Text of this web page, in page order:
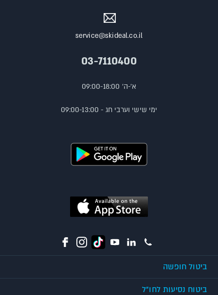
service@skideal.co.il
03-7110400
א'-ה' 09:00-18:00
ימי שישי וערבי חג - 09:00-13:00
ביטול חופשה
ביטוח נסיעות לחו"ל